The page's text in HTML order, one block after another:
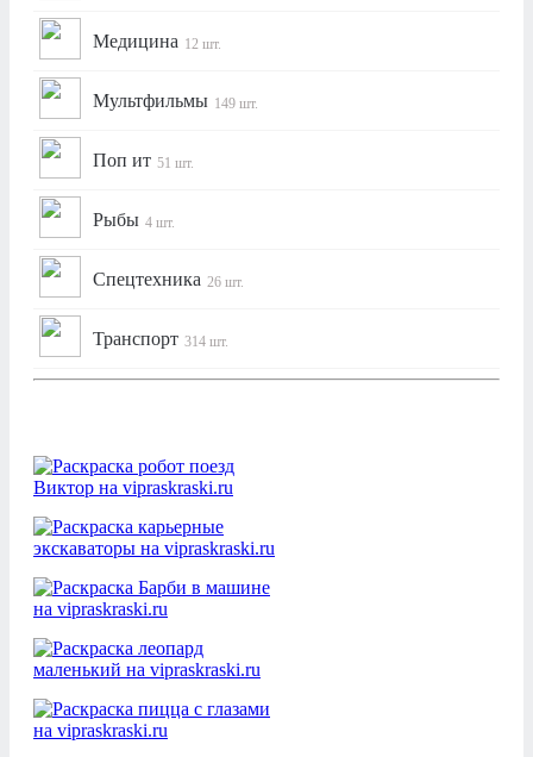
Медицина 12 шт.
Мультфильмы 149 шт.
Поп ит 51 шт.
Рыбы 4 шт.
Спецтехника 26 шт.
Транспорт 314 шт.